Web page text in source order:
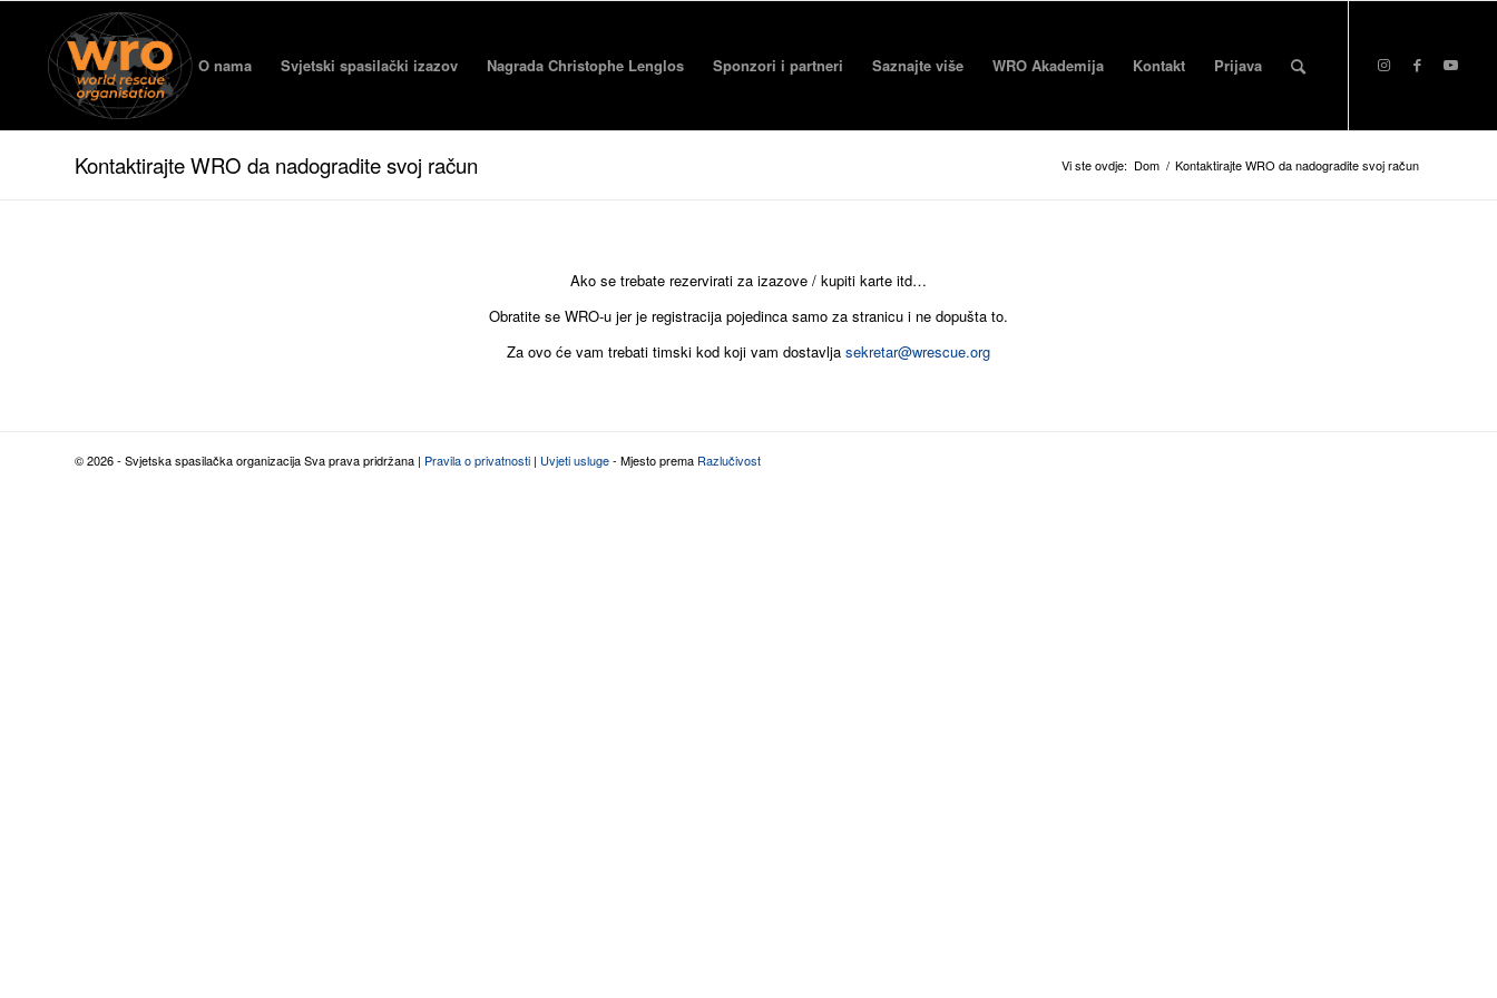
O nama Svjetski spasilački izazov Nagrada Christophe Lenglos Sponzori i partneri Saznajte više WRO Akademija Kontakt Prijava
Kontaktirajte WRO da nadogradite svoj račun Vi ste ovdje: Dom / Kontaktirajte WRO da nadogradite svoj račun
Ako se trebate rezervirati za izazove / kupiti karte itd…
Obratite se WRO-u jer je registracija pojedinca samo za stranicu i ne dopušta to.
Za ovo će vam trebati timski kod koji vam dostavlja sekretar@wrescue.org
© 2026 - Svjetska spasilačka organizacija Sva prava pridržana | Pravila o privatnosti | Uvjeti usluge- Mjesto prema Razlučivost